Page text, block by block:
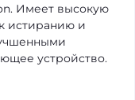
Имеет высокую
истиранию и
устройство.